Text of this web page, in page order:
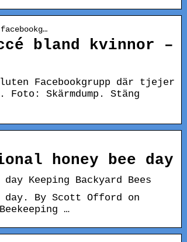
bland kvinnor –
Facebookgrupp där tjejer
Skärmdump. Stäng
honey bee day
Keeping Backyard Bees
day. By Scott Offord on
…